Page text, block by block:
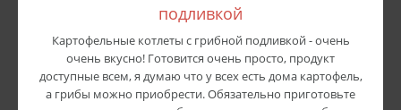
подливкой
Картофельные котлеты с грибной подливкой - очень
очень вкусно! Готовится очень просто, продукт
доступные всем, я думаю что у всех есть дома картофель,
а грибы можно приобрести. Обязательно приготовьте